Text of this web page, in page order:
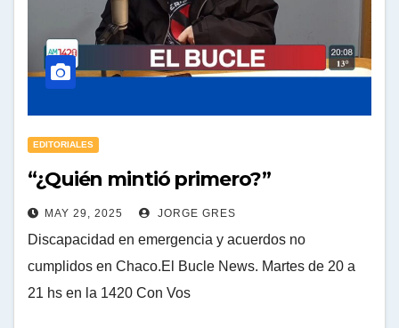
EDITORIALES
“¿Quién mintió primero?”
MAY 29, 2025 JORGE GRES
Discapacidad en emergencia y acuerdos no
cumplidos en Chaco.El Bucle News. Martes de 20 a
21 hs en la 1420 Con Vos